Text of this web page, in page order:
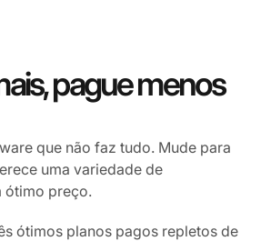
pague menos
que não faz tudo. Mude para
uma variedade de
ótimo preço.
ótimos planos pagos repletos de